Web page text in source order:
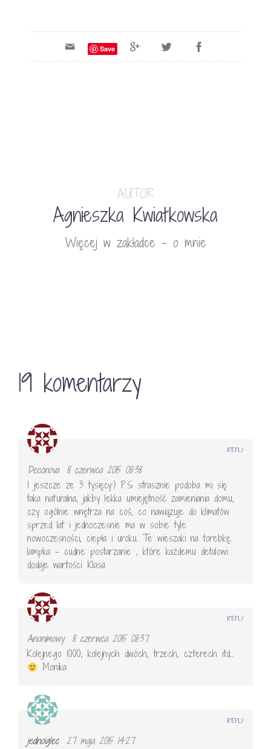
Save
AUTOR
Agnieszka Kwiatkowska
Więcej w zakładce - o mnie
19 komentarzy
Deconova
8 czerwca 2015 08:38
I jeszcze ze 3 tysięcy:) P.S strasznie podoba mi się
taka naturalna, jakby lekka umiejętność zamieniania domu,
czy ogólnie wnętrza na coś, co nawiązuje do klimatów
sprzed lat i jednoczesnie ma w sobie tyle
nowoczesności, ciepła i uroku. Te wieszaki na torebkę..
lampka – cudne postarzanie , które każdemu detalowi
dodaje wartości. Klasa.
REPLY
Anonimowy
8 czerwca 2015 08:37
Kolejnego 1000, kolejnych dwóch, trzech, czterech itd…
Monika
REPLY
jednoiglec 27 maja 2015 14:27
REPLY